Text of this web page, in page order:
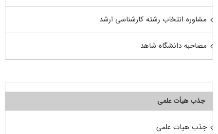
مشاوره انتخاب رشته کارشناسی ارشد
مصاحبه دانشگاه شاهد
جذب هیأت علمی
جذب هیات علمی